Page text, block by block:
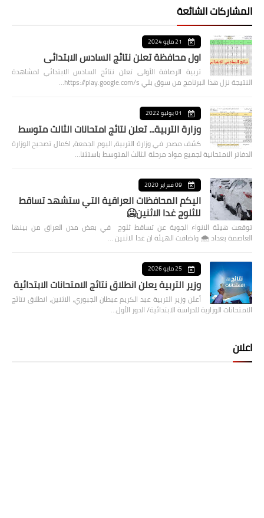
المشاركات الشائعة
21 مايو 2024
اول محافظة تعلن نتائج السادس الابتدائي
تربية الرصافة الأولى تعلن نتائج السادس الابتدائي لمشاهدة
النتيجة نزل هذا البرنامج من سوق بلي https://play.google.com/s…
01 يوليو 2022
وزارة التربية... تعلن نتائج امتحانات الثالث متوسط
كشف مصدر في وزارة التربية، اليوم الجمعة، اكمال تصحيح الوزارة
الدفاتر الامتحانية لجميع مواد مرحلة الثالث المتوسط باستثنا…
09 فبراير 2020
اليكم المحافظات العراقية التي ستشهد تساقط
للثلوج غدا الاثنين🥶
توقعت هيئة الانواء الجوية عن تساقط ثلوج في بعض مدن العراق من بينها
العاصمة بغداد ⁦🌨️⁩ واضافت الهيئة ان غدا الاثنين …
25 مايو 2026
وزير التربية يعلن انطلاق نتائج الامتحانات الابتدائية
أعلن وزير التربية عبد الكريم عبطان الجبوري، الاثنين، انطلاق نتائج
الامتحانات الوزارية للدراسة الابتدائية/ الدور الأول…
اعلان